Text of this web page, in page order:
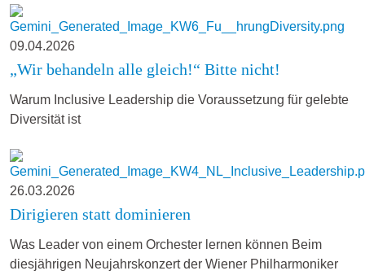
09.04.2026
„Wir behandeln alle gleich!“ Bitte nicht!
Warum Inclusive Leadership die Voraussetzung für gelebte
Diversität ist
26.03.2026
Dirigieren statt dominieren
Was Leader von einem Orchester lernen können Beim
diesjährigen Neujahrskonzert der Wiener Philharmoniker